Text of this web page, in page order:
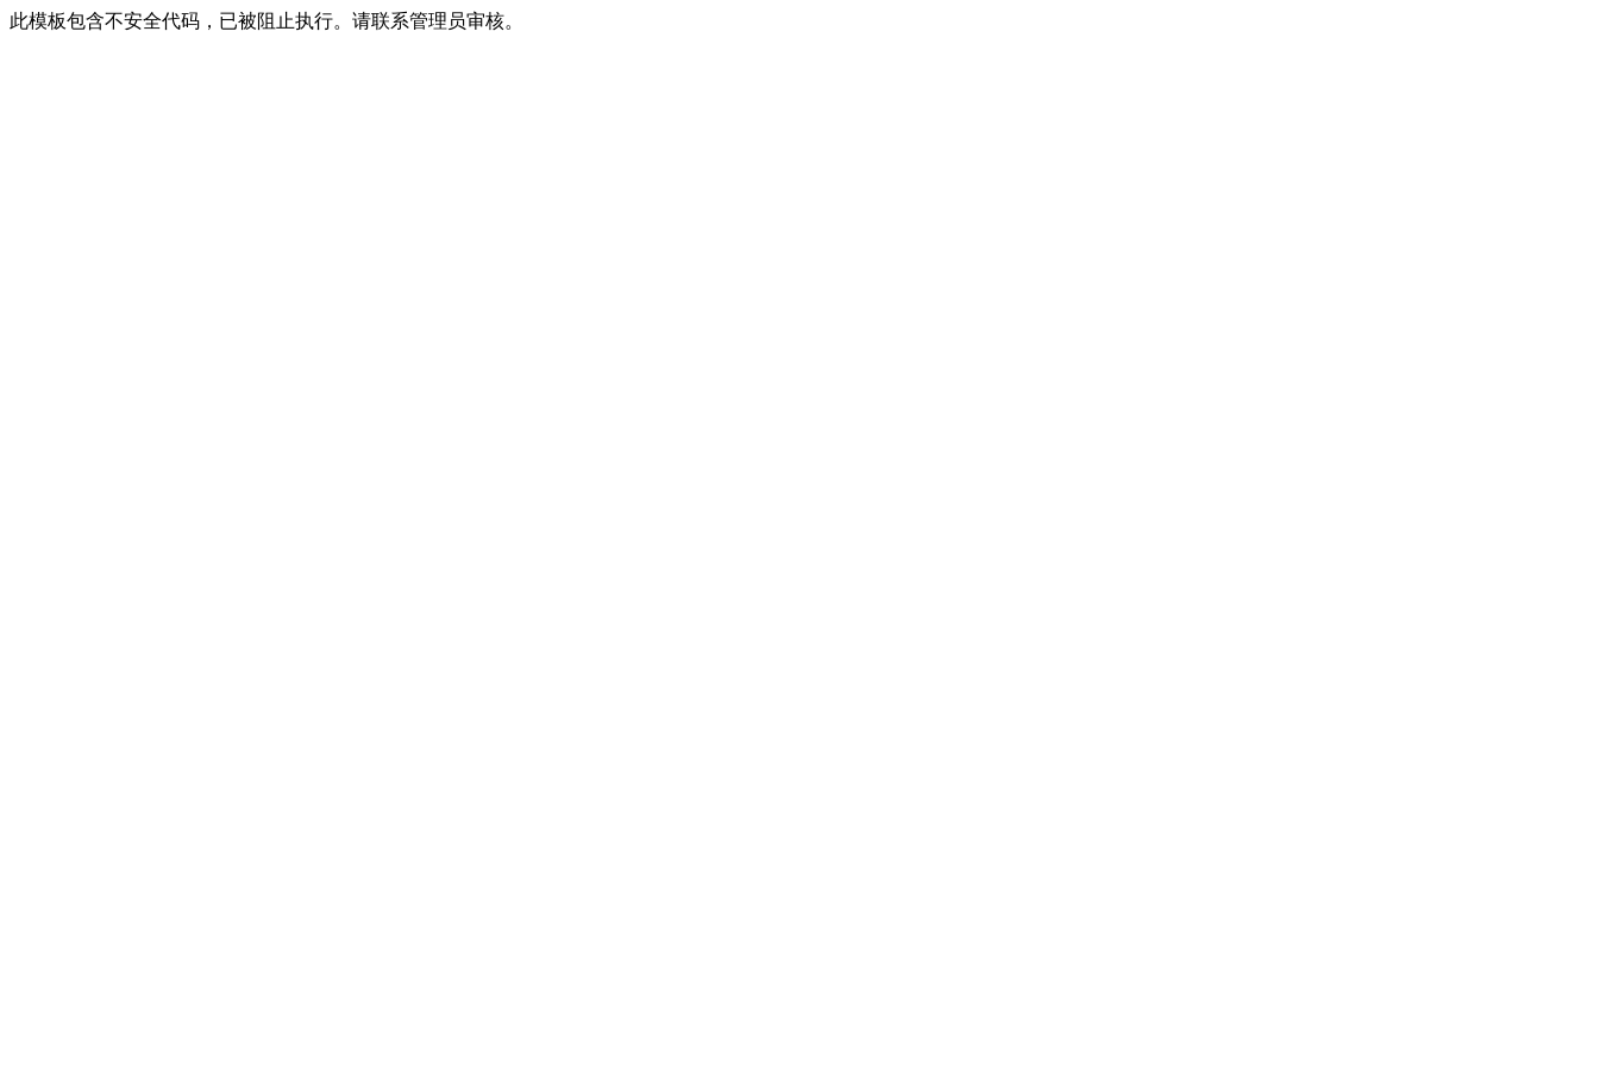
此模板包含不安全代码，已被阻止执行。请联系管理员审核。